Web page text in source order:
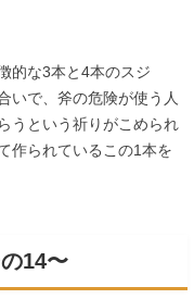
的な3本と4本のスジ
いで、斧の危険が使う人
うという祈りがこめられ
作られているこの1本を
14〜